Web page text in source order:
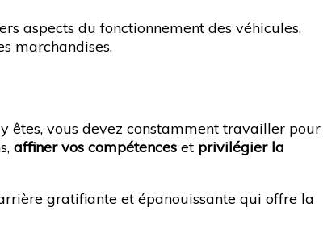
aspects du fonctionnement des véhicules,
marchandises.
êtes, vous devez constamment travailler pour
affiner vos compétences et privilégier la
gratifiante et épanouissante qui offre la